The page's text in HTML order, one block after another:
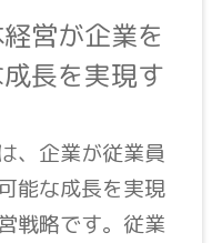
営が企業を
長を実現す
、企業が従業員
能な成長を実現
戦略です。従業